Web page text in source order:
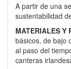
A partir de una
sustentabilidad
MATERIALES Y
básicos, de bajo
al paso del
canteras